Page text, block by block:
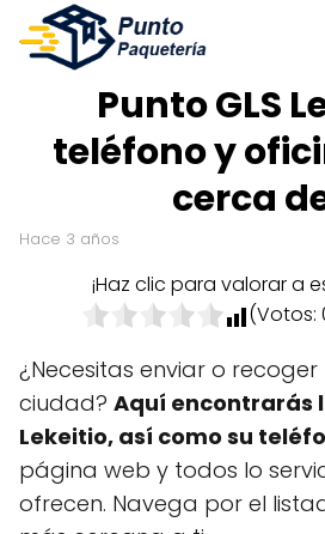
Punto GLS
teléfono y
cerca
hace 3 años
¡Haz clic para valorar a
(Votos:
¿Necesitas enviar o
ciudad? Aquí encontrarás
Lekeitio, así como su
página web y todos lo
ofrecen. Navega por el